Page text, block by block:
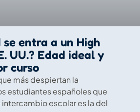
se entra a un High
UU.? Edad ideal y
curso
más despiertan la
estudiantes españoles que
intercambio escolar es la del